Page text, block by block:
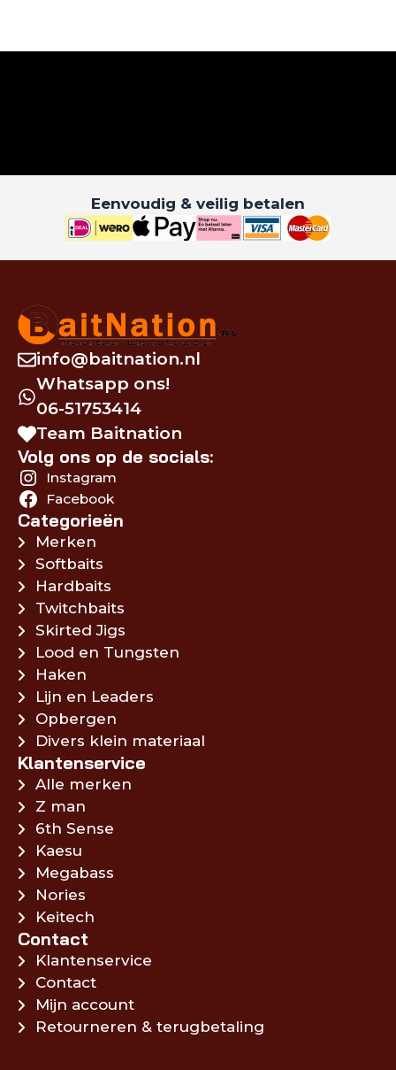
Eenvoudig & veilig betalen
info@baitnation.nl
Whatsapp ons!
06-51753414
Team Baitnation
Volg ons op de socials:
Instagram
Facebook
Categorieën
Merken
Softbaits
Hardbaits
Twitchbaits
Skirted Jigs
Lood en Tungsten
Haken
Lijn en Leaders
Opbergen
Divers klein materiaal
Klantenservice
Alle merken
Z man
6th Sense
Kaesu
Megabass
Nories
Keitech
Contact
Klantenservice
Contact
Mijn account
Retourneren & terugbetaling